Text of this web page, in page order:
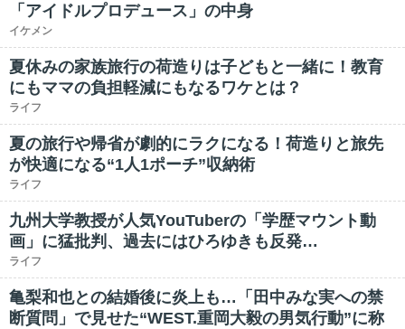
「アイドルプロデュース」の中身
イケメン
夏休みの家族旅行の荷造りは子どもと一緒に！教育
にもママの負担軽減にもなるワケとは？
ライフ
夏の旅行や帰省が劇的にラクになる！荷造りと旅先
が快適になる“1人1ポーチ”収納術
ライフ
九州大学教授が人気YouTuberの「学歴マウント動
画」に猛批判、過去にはひろゆきも反発…
ライフ
亀梨和也との結婚後に炎上も…「田中みな実への禁
断質問」で見せた“WEST.重岡大毅の男気行動”に称